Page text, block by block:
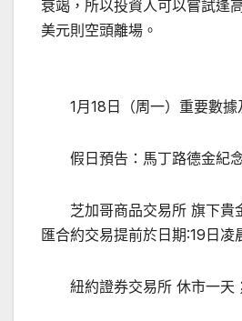
衰竭，所以投資人可以嘗試逢
美元則空頭離場。
1月18日（周一）重要數據
假日預告：馬丁路德金紀念
芝加哥商品交易所 旗下貴
匯合約交易提前於日期:19日凌
紐約證券交易所 休市一天